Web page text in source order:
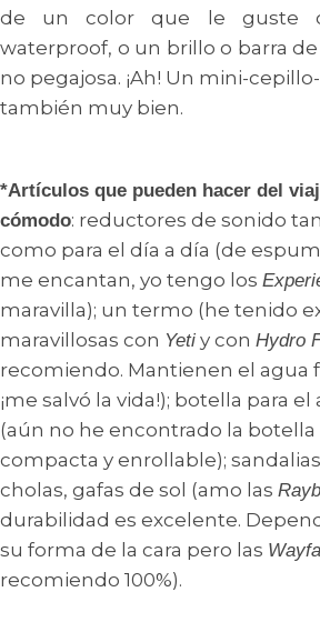
de un color que le guste
waterproof, o un brillo o barra
no pegajosa. ¡Ah! Un mini-
también muy bien.
*Artículos que pueden hacer del
cómodo: reductores de sonido
como para el día a día (de
me encantan, yo tengo los
maravilla); un termo (he tenido
maravillosas con Yeti y con Hydro
recomiendo. Mantienen el agua
¡me salvó la vida!); botella para
(aún no he encontrado la
compacta y enrollable);
cholas, gafas de sol (amo las
durabilidad es excelente.
su forma de la cara pero las
recomiendo 100%).